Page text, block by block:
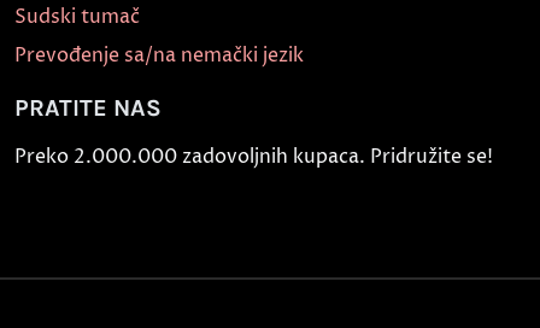
Sudski tumač
Prevođenje sa/na nemački jezik
PRATITE NAS
Preko 2.000.000 zadovoljnih kupaca. Pridružite se!